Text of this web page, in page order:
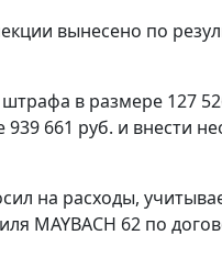
вынесено по
в размере 127
661 руб. и внести
на расходы,
MAYBACH 62 по